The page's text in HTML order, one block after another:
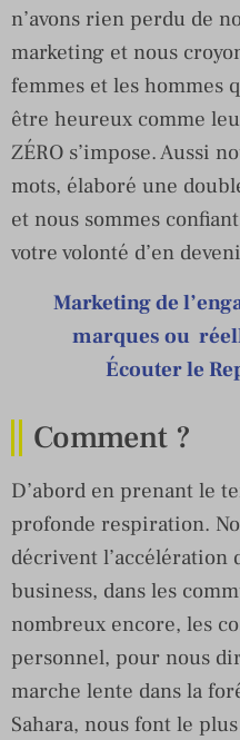
n’avons rien perdu de
marketing et nous
femmes et les hommes
être heureux comme
ZÉRO s’impose. Aussi
mots, élaboré une
et nous sommes
votre volonté d’en
Marketing de
marques ou
Écouter le
Comment ?
D’abord en prenant le
profonde respiration.
décrivent l’accélération
business, dans les
nombreux encore, les
personnel, pour nous
marche lente dans la
Sahara, nous font le